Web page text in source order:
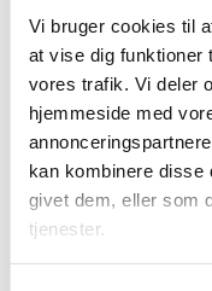
Vi bruger cookies til
at vise dig funktioner
vores trafik. Vi deler
hjemmeside med
kan kombinere disse
givet dem, eller som
tjenester.
Julen forbindes
mange børn er
Derfor betyder
donation er med
et pusterum fra
mulighed for en
fremtid.
Et fælles ansvar